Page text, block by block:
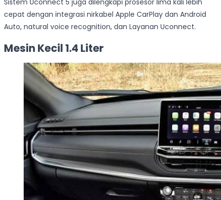
Sistem Uconnect 5 juga dilengkapi prosesor lima kali lebih
cepat dengan integrasi nirkabel Apple CarPlay dan Android
Auto, natural voice recognition, dan Layanan Uconnect.
Mesin Kecil 1.4 Liter